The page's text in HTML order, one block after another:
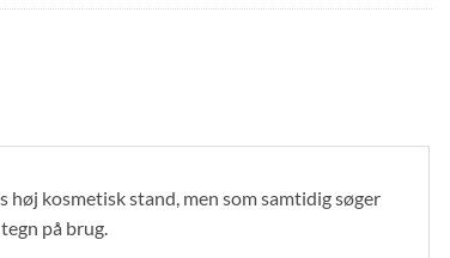
kosmetisk stand, men som samtidig søger
på brug.